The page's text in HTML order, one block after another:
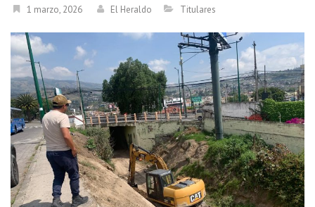
1 marzo, 2026 El Heraldo Titulares